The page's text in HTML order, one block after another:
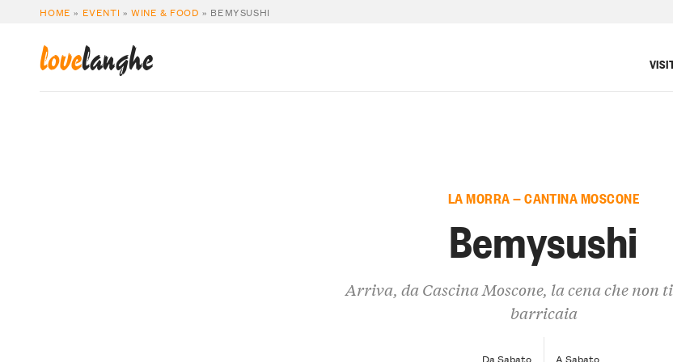
HOME » EVENTI »WINE & FOOD » BEMYSUSHI
lovelanghe
LA MORRA — CANTINA MOSCONE
Bemysushi
Arriva, da Cascina Moscone, la cena che non
barricaia
Da Sabato A Sabato